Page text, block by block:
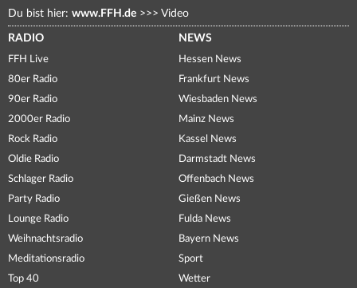
Du bist hier: www.FFH.de >>> Video
RADIO
FFH Live
80er Radio
90er Radio
2000er Radio
Rock Radio
Oldie Radio
Schlager Radio
Party Radio
Lounge Radio
Weihnachtsradio
Meditationsradio
Top 40
NEWS
Hessen News
Frankfurt News
Wiesbaden News
Mainz News
Kassel News
Darmstadt News
Offenbach News
Gießen News
Fulda News
Bayern News
Sport
Wetter